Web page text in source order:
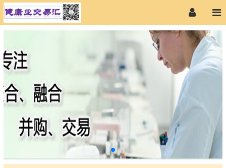
07-09
【专注投资】城投 交投 建投等国企项目合作